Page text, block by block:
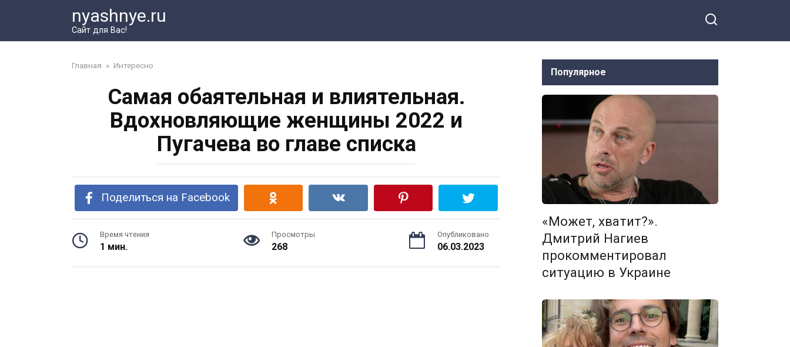
nyashnye.ru
Сайт для Вас!
Главная » Интересно
Самая обаятельная и влиятельная.
Вдохновляющие женщины 2022 и
Пугачева во главе списка
Поделиться на Facebook
Время чтения
1 мин.
Просмотры
268
Опубликовано
06.03.2023
Популярное
«Может, хватит?».
Дмитрий Нагиев
прокомментировал
ситуацию в Украине